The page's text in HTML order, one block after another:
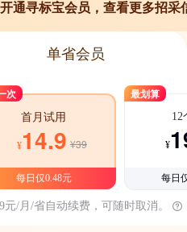
开通寻标宝会员，查看更多招采
单省会员
次
首月试用
¥14.9 ¥39
每日仅0.48元
最划算
12
¥
每日
元/月/省自动续费，可随时取消。